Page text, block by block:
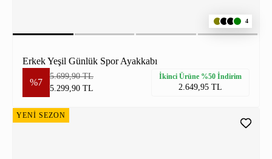
4
Erkek Yeşil Günlük Spor Ayakkabı
%7
5.699,90 TL
5.299,90 TL
İkinci Ürüne %50 İndirim
2.649,95 TL
YENİ SEZON